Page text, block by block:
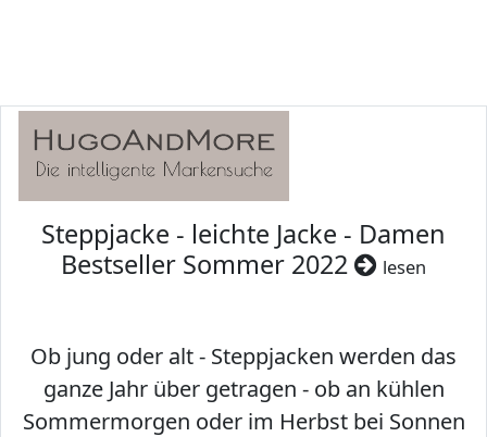
Steppjacke - leichte Jacke - Damen
Bestseller Sommer 2022
lesen
Ob jung oder alt - Steppjacken werden das
ganze Jahr über getragen - ob an kühlen
Sommermorgen oder im Herbst bei Sonnen